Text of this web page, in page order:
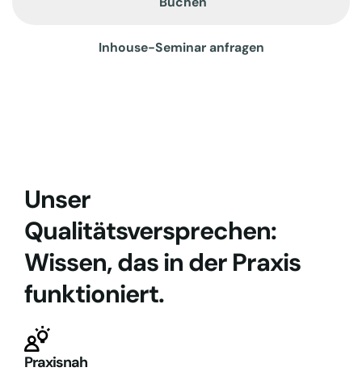
Inhouse-Seminar anfragen
Unser
Qualitätsversprechen:
Wissen, das in der Praxis
funktioniert.
Praxisnah